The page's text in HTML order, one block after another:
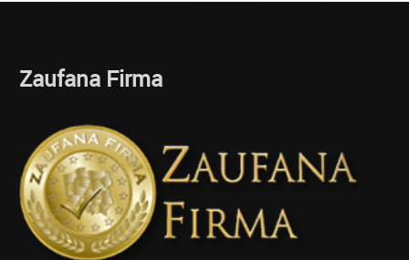
Zaufana Firma